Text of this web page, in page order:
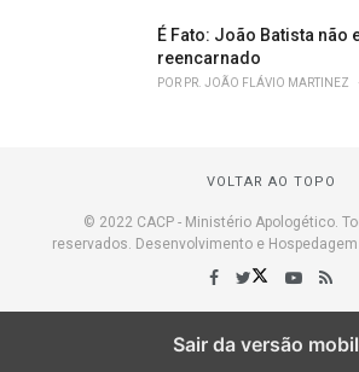
É Fato: João Batista não
reencarnado
POR PR. JOÃO FLÁVIO MARTINEZ
VOLTAR AO TOPO
© 2022 CACP - Ministério Apologético.
reservados. Desenvolvimento e Hospedagem
Sair da versão